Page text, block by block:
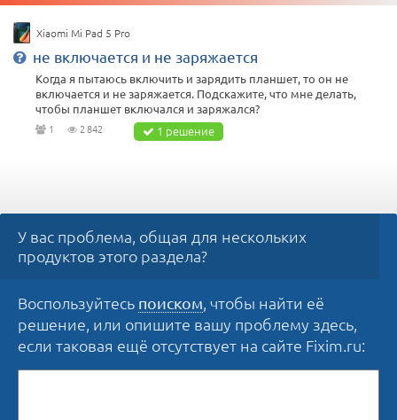
Xiaomi Mi Pad 5 Pro
не включается и не заряжается
Когда я пытаюсь включить и зарядить планшет, то он не
включается и не заряжается. Подскажите, что мне делать,
чтобы планшет включался и заряжался?
1 2 842 1 решение
У вас проблема, общая для нескольких
продуктов этого раздела?
Воспользуйтесь поиском, чтобы найти её
решение, или опишите вашу проблему здесь,
если таковая ещё отсутствует на сайте Fixim.ru: